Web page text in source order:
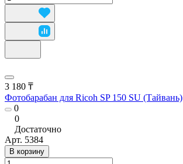
3 180 ₸
Фотобарабан для Ricoh SP 150 SU (Тайвань)
0
0
Достаточно
Арт. 5384
В корзину